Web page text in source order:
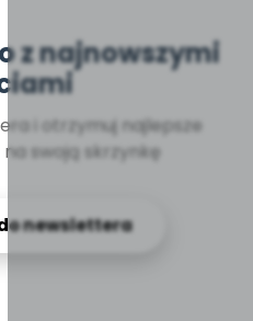
z najnowszymi
i otrzymuj najlepsze
swoją skrzynkę
newslettera